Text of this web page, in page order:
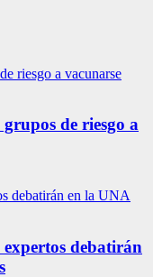
de riesgo a
debatirán